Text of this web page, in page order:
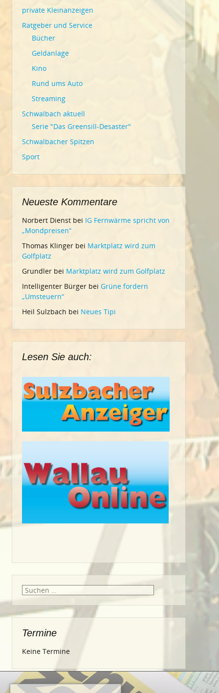
private Kleinanzeigen
Ratgeber und Service
Bücher
Geldanlage
Kino
Rund ums Auto
Streaming
Schwalbach aktuell
Serie "Das Greensill-Desaster"
Schwalbacher Spitzen
Sport
Neueste Kommentare
Norbert Dienst bei IG Fernwärme spricht von
„Mondpreisen“
Thomas Klinger bei Marktplatz wird zum
Golfplatz
Grundler bei Marktplatz wird zum Golfplatz
Intelligenter Bürger bei Grüne fordern
„Umsteuern“
Heil Sulzbach bei Neues Tipi
Lesen Sie auch:
Suche
Termine
Keine Termine